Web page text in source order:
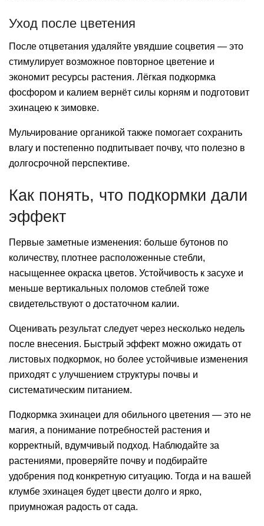
Уход после цветения
После отцветания удаляйте увядшие соцветия — это
стимулирует возможное повторное цветение и
экономит ресурсы растения. Лёгкая подкормка
фосфором и калием вернёт силы корням и подготовит
эхинацею к зимовке.
Мульчирование органикой также помогает сохранить
влагу и постепенно подпитывает почву, что полезно в
долгосрочной перспективе.
Как понять, что подкормки дали
эффект
Первые заметные изменения: больше бутонов по
количеству, плотнее расположенные стебли,
насыщеннее окраска цветов. Устойчивость к засухе и
меньше вертикальных поломов стеблей тоже
свидетельствуют о достаточном калии.
Оценивать результат следует через несколько недель
после внесения. Быстрый эффект можно ожидать от
листовых подкормок, но более устойчивые изменения
приходят с улучшением структуры почвы и
систематическим питанием.
Подкормка эхинацеи для обильного цветения — это не
магия, а понимание потребностей растения и
корректный, вдумчивый подход. Наблюдайте за
растениями, проверяйте почву и подбирайте
удобрения под конкретную ситуацию. Тогда и на вашей
клумбе эхинацея будет цвести долго и ярко,
приумножая радость от сада.